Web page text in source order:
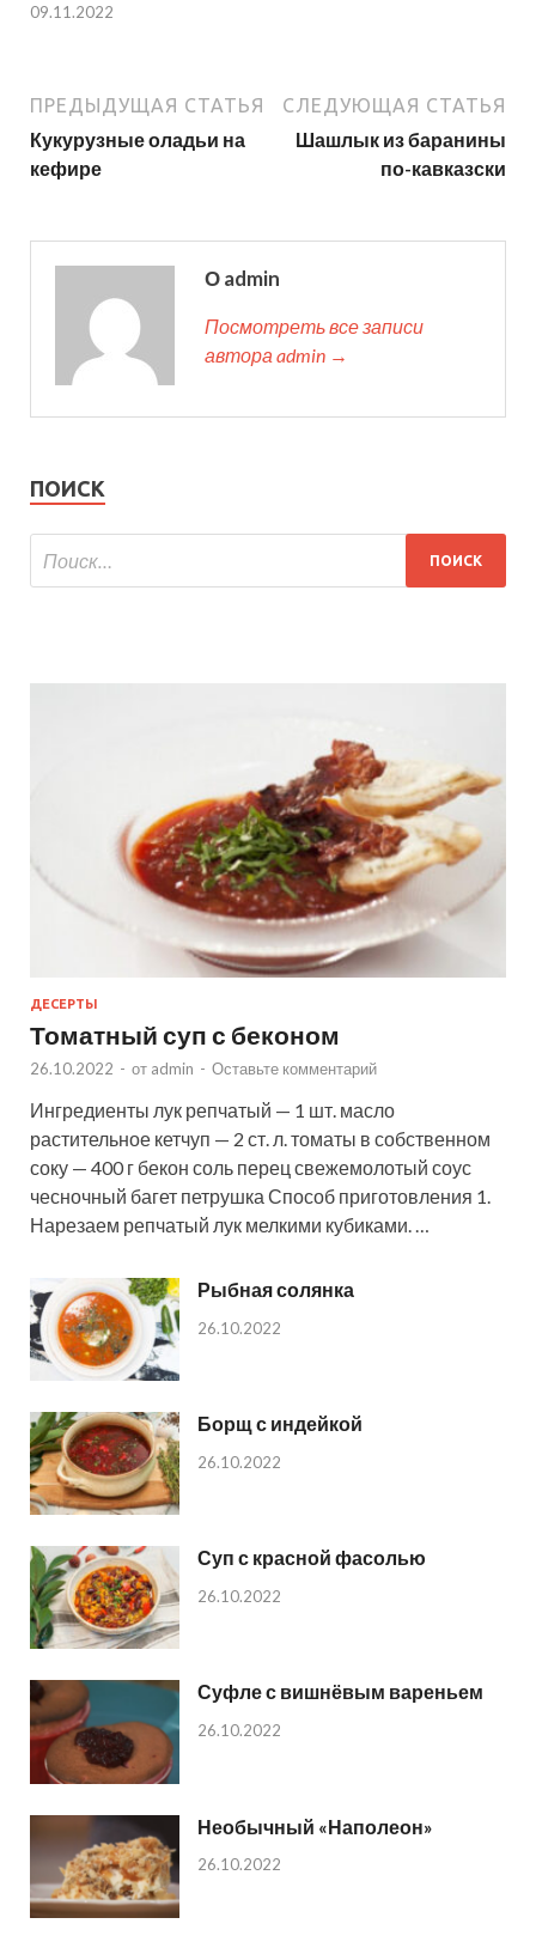
09.11.2022
ПРЕДЫДУЩАЯ СТАТЬЯ
Кукурузные оладьи на
кефире
СЛЕДУЮЩАЯ СТАТЬЯ
Шашлык из баранины
по-кавказски
О admin
Посмотреть все записи
автора admin →
ПОИСК
ДЕСЕРТЫ
Томатный суп с беконом
26.10.2022 - от admin - Оставьте комментарий
Ингредиенты лук репчатый — 1 шт. масло
растительное кетчуп — 2 ст. л. томаты в собственном
соку — 400 г бекон соль перец свежемолотый соус
чесночный багет петрушка Способ приготовления 1.
Нарезаем репчатый лук мелкими кубиками. …
Рыбная солянка
26.10.2022
Борщ с индейкой
26.10.2022
Суп с красной фасолью
26.10.2022
Суфле с вишнёвым вареньем
26.10.2022
Необычный «Наполеон»
26.10.2022